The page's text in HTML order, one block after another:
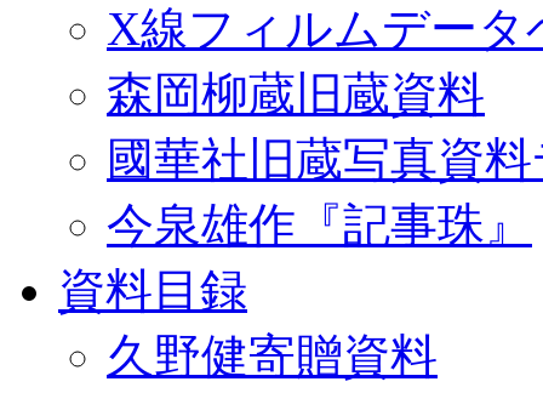
X線フィルムデータ
森岡柳蔵旧蔵資料
國華社旧蔵写真資
今泉雄作『記事珠』
資料目録
久野健寄贈資料